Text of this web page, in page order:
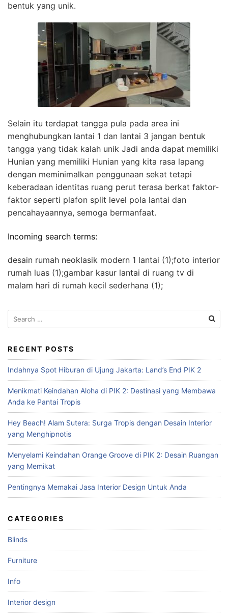
bentuk yang unik.
Selain itu terdapat tangga pula pada area ini
menghubungkan lantai 1 dan lantai 3 jangan bentuk
tangga yang tidak kalah unik Jadi anda dapat memiliki
Hunian yang memiliki Hunian yang kita rasa lapang
dengan meminimalkan penggunaan sekat tetapi
keberadaan identitas ruang perut terasa berkat faktor-
faktor seperti plafon split level pola lantai dan
pencahayaannya, semoga bermanfaat.
Incoming search terms:
desain rumah neoklasik modern 1 lantai (1);foto interior
rumah luas (1);gambar kasur lantai di ruang tv di
malam hari di rumah kecil sederhana (1);
e
r
c
h
f
o
r
RECENT POSTS
Indahnya Spot Hiburan di Ujung Jakarta: Land’s End PIK 2
Menikmati Keindahan Aloha di PIK 2: Destinasi yang Membawa
Anda ke Pantai Tropis
Hey Beach! Alam Sutera: Surga Tropis dengan Desain Interior
yang Menghipnotis
Menyelami Keindahan Orange Groove di PIK 2: Desain Ruangan
yang Memikat
Pentingnya Memakai Jasa Interior Design Untuk Anda
CATEGORIES
Blinds
Furniture
Info
Interior design